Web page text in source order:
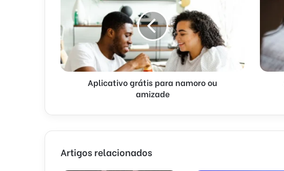
Aplicativo grátis para namoro ou
amizade
Artigos relacionados